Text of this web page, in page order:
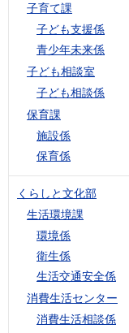
子育て課
子ども支援係
青少年未来係
子ども相談室
子ども相談係
保育課
施設係
保育係
くらしと文化部
生活環境課
環境係
衛生係
生活交通安全係
消費生活センター
消費生活相談係